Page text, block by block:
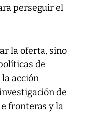
perseguir el
la oferta, sino
de
acción
de
fronteras y la